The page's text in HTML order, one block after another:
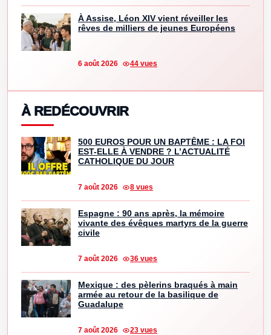
À Assise, Léon XIV vient réveiller les
rêves de milliers de jeunes Européens
6 août 2026 44 vues
À REDÉCOUVRIR
500 EUROS POUR UN BAPTÊME : LA FOI
EST-ELLE À VENDRE ? L’ACTUALITÉ
CATHOLIQUE DU JOUR
7 août 2026 8 vues
Espagne : 90 ans après, la mémoire
vivante des évêques martyrs de la guerre
civile
7 août 2026 36 vues
Mexique : des pèlerins braqués à main
armée au retour de la basilique de
Guadalupe
7 août 2026 23 vues